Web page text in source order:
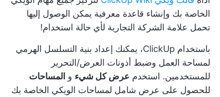
الخاصة بك وإنشاء قاعدة معرفية يمكن الوصول إليها
تحمل علامة الشركة التجارية لأي حالة استخدام!
باستخدام ClickUp، يمكنك إعداد
بنية التسلسل الهرمي
لمساحة العمل وضبط أذونات العرض/التحرير
للمستخدمين. استخدم عرض كل شيء و المساحات
للحصول على عرض شامل لمساحات الويكي الخاصة بك